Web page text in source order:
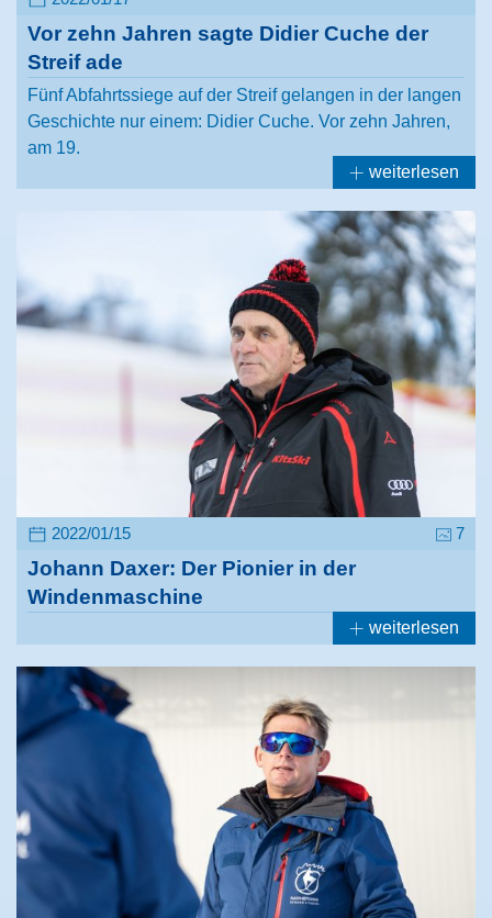
Vor zehn Jahren sagte Didier Cuche der
Streif ade
Fünf Abfahrtssiege auf der Streif gelangen in der langen
Geschichte nur einem: Didier Cuche. Vor zehn Jahren,
am 19.
weiterlesen
2022/01/15 7
Johann Daxer: Der Pionier in der
Windenmaschine
weiterlesen